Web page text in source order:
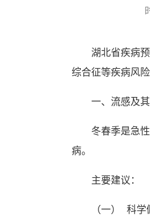
湖北省疾病
综合征等疾病风险
一、流感及
冬春季是急
病。
主要建议：
（一） 科